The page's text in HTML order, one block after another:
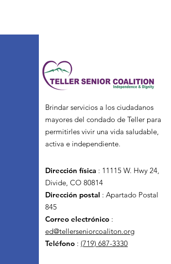
Brindar servicios a los ciudadanos
mayores del condado de Teller para
permitirles vivir una vida saludable,
activa e independiente.
Dirección física : 11115 W. Hwy 24,
Divide, CO 80814
Dirección postal : Apartado Postal
845
Correo electrónico :
ed@tellerseniorcoaliton.org
Teléfono : (719) 687-3330